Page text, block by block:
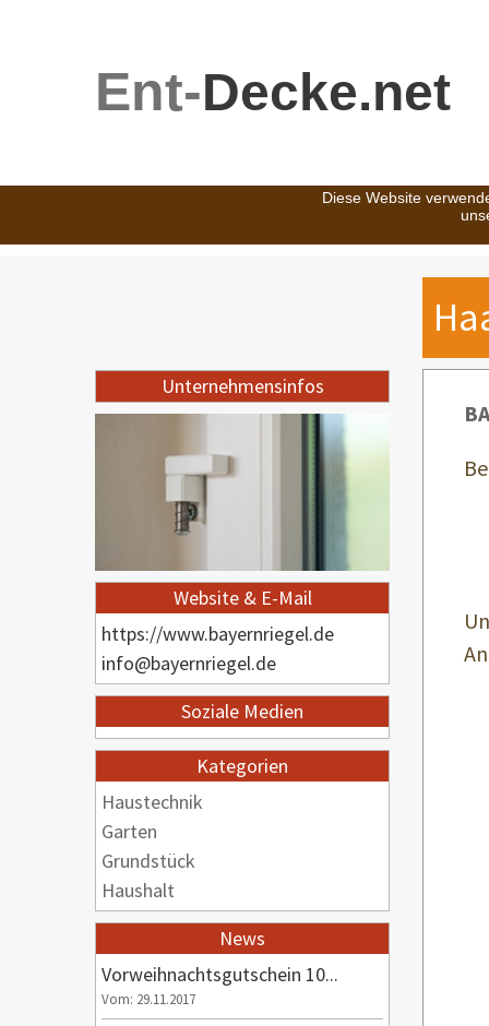
Ent-Decke.net
Diese Website
Unternehmensinfos
Website & E-Mail
https://www.bayernriegel.de
info@bayernriegel.de
Soziale Medien
Kategorien
Haustechnik
Garten
Grundstück
Haushalt
News
Vorweihnachtsgutschein 10...
Vom: 29.11.2017